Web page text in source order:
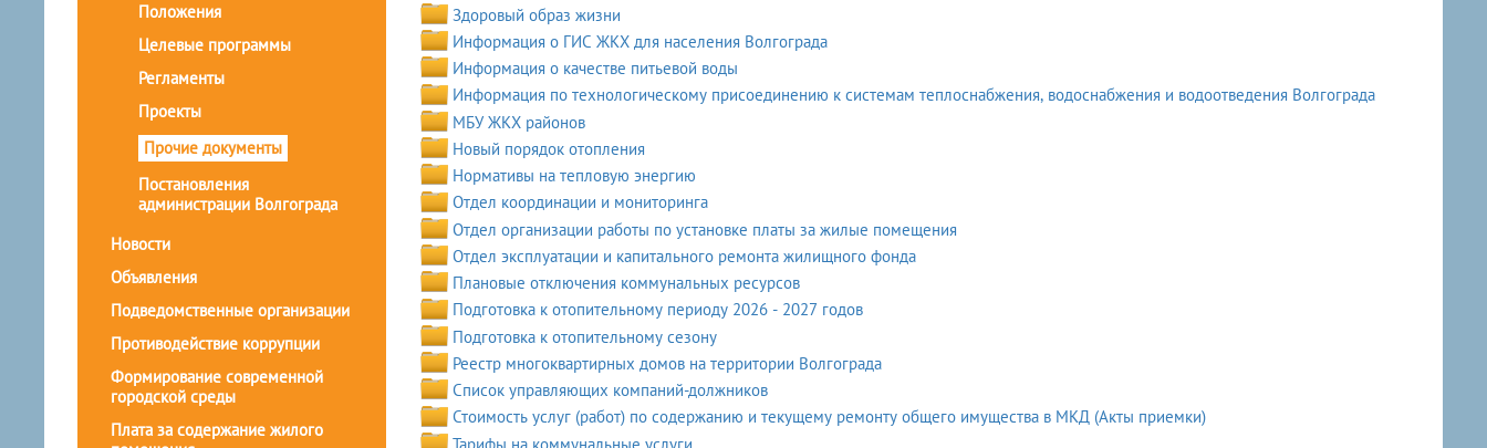
Положения
Целевые программы
Регламенты
Проекты
Прочие документы
Постановления
администрации Волгограда
Новости
Объявления
Подведомственные организации
Противодействие коррупции
Формирование современной
городской среды
Плата за содержание жилого
Здоровый образ жизни
Информация о ГИС ЖКХ для населения Волгограда
Информация о качестве питьевой воды
Информация по технологическому присоединению к системам теплоснабжения, водоснабжения и водоотведения Волгограда
МБУ ЖКХ районов
Новый порядок отопления
Нормативы на тепловую энергию
Отдел координации и мониторинга
Отдел организации работы по установке платы за жилые помещения
Отдел эксплуатации и капитального ремонта жилищного фонда
Плановые отключения коммунальных ресурсов
Подготовка к отопительному периоду 2026 - 2027 годов
Подготовка к отопительному сезону
Реестр многоквартирных домов на территории Волгограда
Список управляющих компаний-должников
Стоимость услуг (работ) по содержанию и текущему ремонту общего имущества в МКД (Акты приемки)
Тарифы на коммунальные услуги